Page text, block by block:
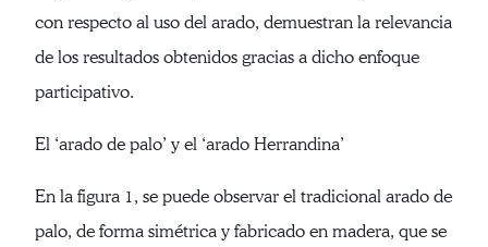
con respecto al uso del arado, demuestran la relevancia
de los resultados obtenidos gracias a dicho enfoque
participativo.
El ‘arado de palo’ y el ‘arado Herrandina’
En la figura 1, se puede observar el tradicional arado de
palo, de forma simétrica y fabricado en madera, que se